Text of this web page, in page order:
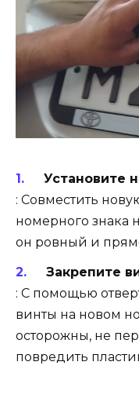
Установите
: Совместить
номерного знака
он ровный и
Закрепите
: С помощью
винты на новом
осторожны, не
повредить